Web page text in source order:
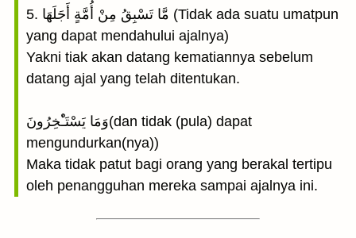
5. مَّا تَسْبِقُ مِنْ أُمَّةٍ أَجَلَهَا (Tidak ada suatu umatpun
yang dapat mendahului ajalnya)
Yakni tiak akan datang kematiannya sebelum
datang ajal yang telah ditentukan.
وَمَا يَسْتَـْٔخِرُونَ(dan tidak (pula) dapat
mengundurkan(nya))
Maka tidak patut bagi orang yang berakal tertipu
oleh penangguhan mereka sampai ajalnya ini.